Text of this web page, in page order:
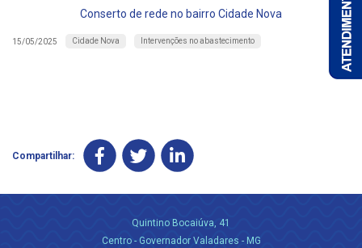
Conserto de rede no bairro Cidade Nova
15/05/2025 Cidade Nova Intervenções no abastecimento
Compartilhar:
Quintino Bocaiúva, 41
Centro - Governador Valadares - MG